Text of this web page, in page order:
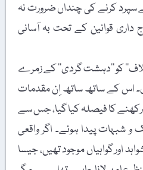
کرنے کی چنداں ضرورت نہ
داری قوانین کے تحت بہ آسانی
کو ’’دہشت گردی‘‘ کے زمرے
اس کے ساتھ ساتھ اِن مقدمات
کا فیصلہ کیا گیا، جس سے
شبہات پیدا ہوئے۔ اگر واقعی
اور گواہیاں موجود تھیں، جیسا